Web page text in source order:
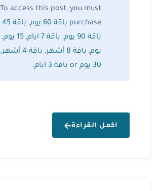
To access this post, you must
purchase باقة 60 يوم , باقة 45 يوم
باقة 90 يوم
, باقة 7 ايام , 15 يوم ,
يوم, باقة 8 أشهر , باقة 4 أشهر ,
30 يوم
باقة 3 ايام .
اكمل القراءة